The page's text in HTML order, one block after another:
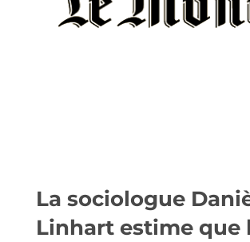
La sociologue
Linhart estime que